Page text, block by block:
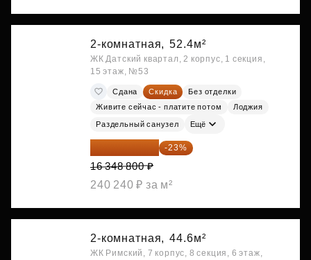
2-комнатная, 52.4м²
ЖК Датский квартал, 2 корпус, 1 секция,
15 этаж, №53
Сдана Скидка
Без отделки
Живите сейчас - платите потом
Лоджия
Раздельный санузел Ещё
12 588 576 ₽ -23%
16 348 800 ₽
240 240 ₽ за м²
2-комнатная, 44.6м²
ЖК Римский, 7 корпус, 8 секция, 6 этаж,